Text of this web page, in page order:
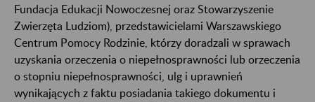
Fundacja Edukacji Nowoczesnej oraz Stowarzyszenie
Zwierzęta Ludziom), przedstawicielami Warszawskiego
Centrum Pomocy Rodzinie, którzy doradzali w sprawach
uzyskania orzeczenia o niepełnosprawności lub orzeczenia
o stopniu niepełnosprawności, ulg i uprawnień
wynikających z faktu posiadania takiego dokumentu i